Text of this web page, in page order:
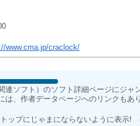
www.cma.jp/craclock/
連ソフト）のソフト詳細ページにジ
は、作者データページへのリンクもあ
ップにじゃまにならないように表示!